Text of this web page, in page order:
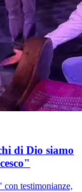
di Dio siamo
testimonianze,